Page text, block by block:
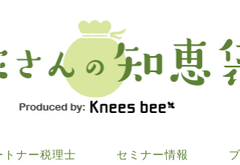
トナー税理士 セミナー情報